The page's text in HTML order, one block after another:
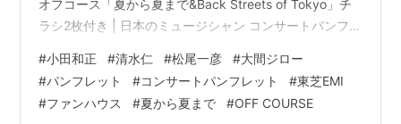
オフコース「夏から夏まで&Back Streets of Tokyo」チ
ラシ2枚付き | 日本のミュージシャン コンサートパンフレ
ロー パンフレット 夏から夏まで ロック チラシ2枚付き
ジオフコース #オフコース #OFFCOURSE オフ・コース
OFF COURSE CONCERT85 THE …
#小田和正 #清水仁 #松尾一彦 #大間ジロー
#パンフレット #コンサートパンフレット #東芝EMI
#ファンハウス #夏から夏まで #OFF COURSE